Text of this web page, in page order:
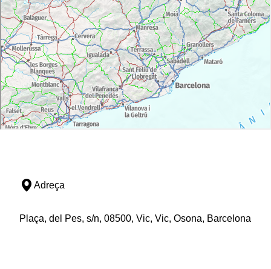
Adreça
Plaça, del Pes, s/n, 08500, Vic, Vic, Osona, Barcelona